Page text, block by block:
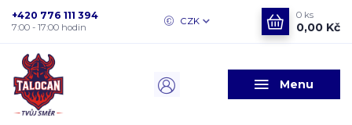
Menu
CZK
+420 776 111 394
7:00 - 17:00 hodin
0 ks
0,00 Kč